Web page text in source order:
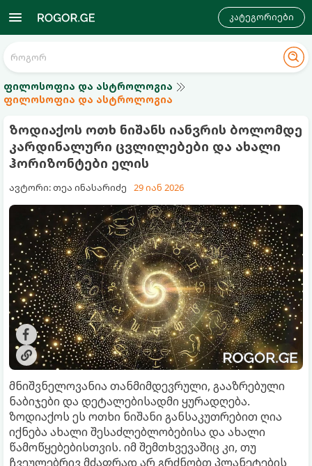
კატეგორიები
ფილოსოფია და ასტროლოგია
ფილოსოფია და ასტროლოგია
ზოდიაქოს ოთხ ნიშანს იანვრის ბოლომდე
კარდინალური ცვლილებები და ახალი
ჰორიზონტები ელის
ავტორი: თეა ინასარიძე 29 იან 2026
მნიშვნელოვანია თანმიმდევრული, გააზრებული
ნაბიჯები და დეტალებისადმი ყურადღება.
ზოდიაქოს ეს ოთხი ნიშანი განსაკუთრებით ღია
იქნება ახალი შესაძლებლობებისა და ახალი
წამოწყებებისთვის. იმ შემთხვევაშიც კი, თუ
ჩვეულებრივ მძაფრად არ გრძნობთ პლანეტების